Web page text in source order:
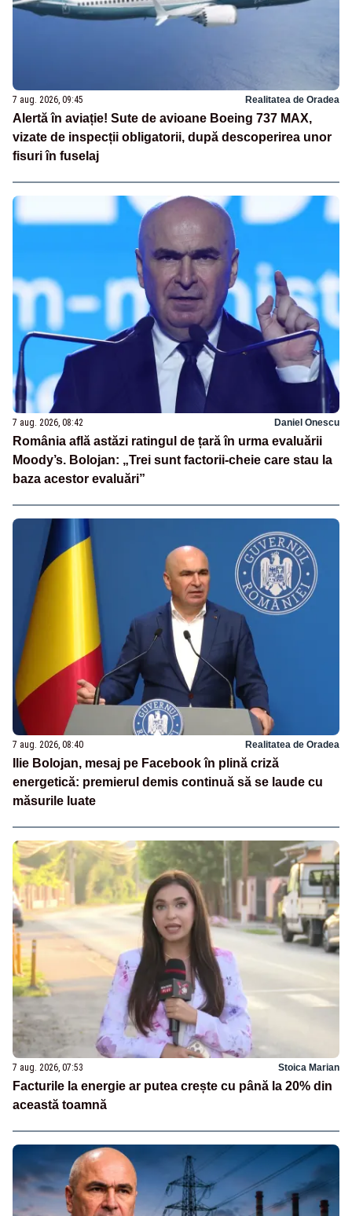
7 aug. 2026, 09:45 Realitatea de Oradea
Alertă în aviație! Sute de avioane Boeing 737 MAX,
vizate de inspecții obligatorii, după descoperirea unor
fisuri în fuselaj
7 aug. 2026, 08:42 Daniel Onescu
România află astăzi ratingul de țară în urma evaluării
Moody’s. Bolojan: „Trei sunt factorii-cheie care stau la
baza acestor evaluări”
7 aug. 2026, 08:40 Realitatea de Oradea
Ilie Bolojan, mesaj pe Facebook în plină criză
energetică: premierul demis continuă să se laude cu
măsurile luate
7 aug. 2026, 07:53 Stoica Marian
Facturile la energie ar putea crește cu până la 20% din
această toamnă